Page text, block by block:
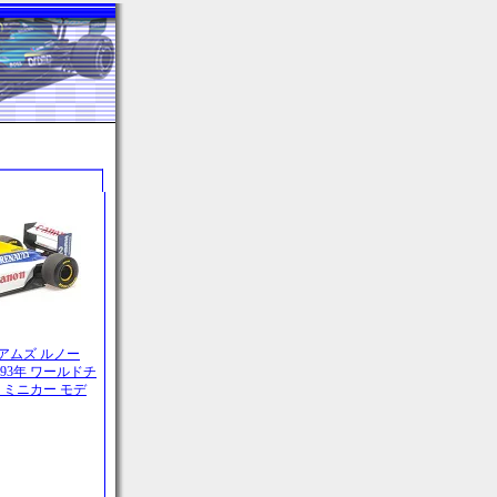
ムズ ルノー
年 ワールドチ
ニカー モデ